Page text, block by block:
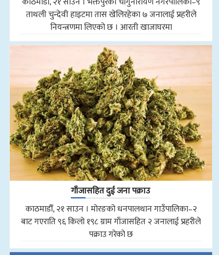
ताथली चुन्देवी हाइटमा तास खेलिरहेका ७ जनालाई प्रहरीले
नियन्त्रणमा लिएको छ । आरती खाजाघरमा
गाँजासहित दुई जना पक्राउ
काठमाडौँ, २१ साउन । मोरङको धनपालथान गाउँपालिका–२
बाट गएराति ९६ किलो १९८ ग्राम गाँजासहित २ जनालाई प्रहरीले
पक्राउ गरेको छ